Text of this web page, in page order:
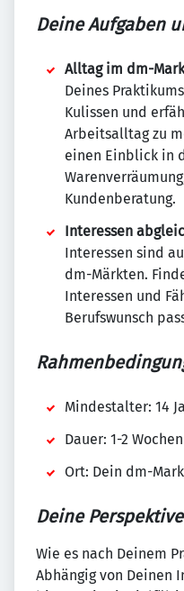
Deine Aufgaben
Alltag im dm-
Deines
Kulissen und
Arbeitsalltag zu
einen Einblick in
Kundenberatung.
Interessen
Interessen sind
dm-Märkten.
Interessen und
Berufswunsch
Mindestalter: 14
Dauer: 1-2 Wochen
Ort: Dein dm-
Deine
Wie es nach Deinem
Abhängig von Deinen